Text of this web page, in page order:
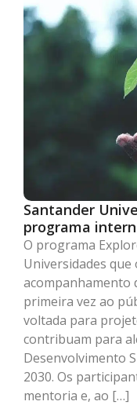
Santander
programa
O programa
Universidades
acompanhamento
primeira vez ao
voltada para
contribuam para
Desenvolvimento
2030. Os
mentoria e, ao […]